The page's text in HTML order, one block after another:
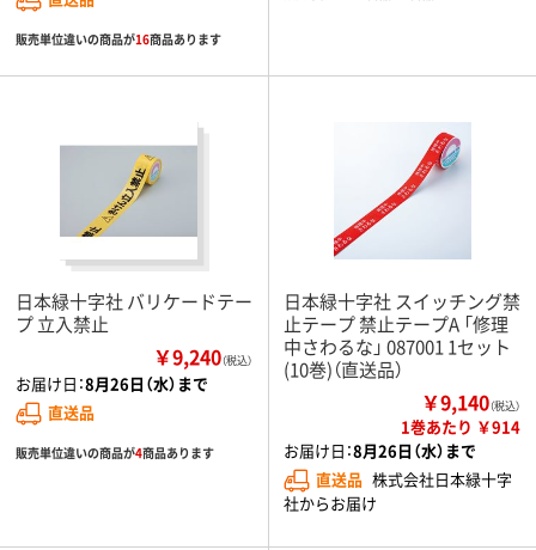
販売単位違いの商品が16商品あります
日本緑十字社 バリケードテー
プ 立入禁止
￥9,240（税込）
お届け日：8月26日（水）まで
直送品
販売単位違いの商品が4商品あります
日本緑十字社 スイッチング禁
止テープ 禁止テープA 「修理
中さわるな」 087001 1セット
(10巻)（直送品）
￥9,140（税込）
1巻あたり ￥914
お届け日：8月26日（水）まで
直送品 株式会社日本緑十字
社からお届け